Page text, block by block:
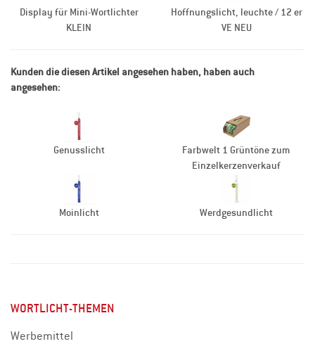
Display für Mini-Wortlichter
KLEIN
Hoffnungslicht, leuchte / 12 er
VE NEU
Kunden die diesen Artikel angesehen haben, haben auch
angesehen:
Genusslicht
Farbwelt 1 Grüntöne zum
Einzelkerzenverkauf
Moinlicht Werdgesundlicht
WORTLICHT-THEMEN
Werbemittel